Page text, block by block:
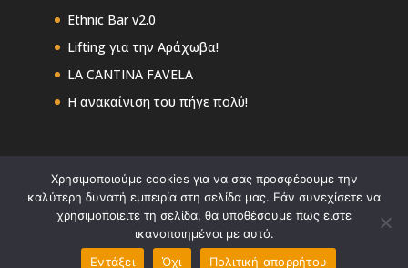
Ethnic Bar v2.0
Lifting για την Αράχωβα!
LA CANTINA FAVELA
Η ανακαίνιση του πήγε πολύ!
Copyright: Georgia Tiligada Interiors - Powered
by:
Site-Forge Web Design
Χρησιμοποιούμε cookies για να σας προσφέρουμε την
καλύτερη δυνατή εμπειρία στη σελίδα μας. Εάν συνεχίσετε να
χρησιμοποιείτε τη σελίδα, θα υποθέσουμε πως είστε
ικανοποιημένοι με αυτό.
Εντάξει
Όχι Πολιτική απορρήτου